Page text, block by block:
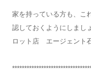
家を持っている方も、こ
認しておくようにしまし
ロット店 エージェント